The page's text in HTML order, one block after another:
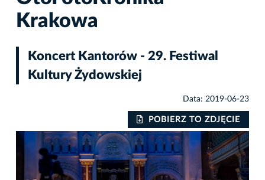
Krakowa
Koncert Kantorów - 29. Festiwal
Kultury Żydowskiej
Data: 2019-06-23
POBIERZ TO ZDJĘCIE